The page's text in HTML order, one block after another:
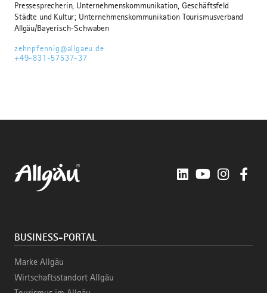
Pressesprecherin, Unternehmenskommunikation, Geschäftsfeld
Städte und Kultur; Unternehmenskommunikation Tourismusverband
Allgäu/Bayerisch-Schwaben
zehnpfennig@allgaeu.de
+49-831-57537-37
LinkedInYouTube
BUSINESS-PORTAL
Marke Allgäu
Wirtschaftsstandort Allgäu